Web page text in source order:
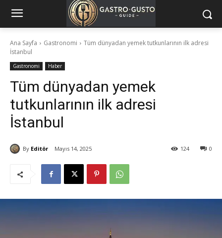
Ana Sayfa Gastronomi
Tüm dünyadan yemek tutkunlarının ilk adresi
İstanbul
Gastronomi Haber
Tüm dünyadan yemek
tutkunlarının ilk adresi
İstanbul
By Editör Mayıs 14, 2025 0
124